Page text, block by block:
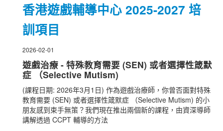
香港遊戲輔導中心 2025-2027 培
訓項目
2026-02-01
遊戲治療 - 特殊教育需要 (SEN) 或者選擇性箴默
症 （Selective Mutism)
(課程日期: 2026年3月1日) 作為遊戲治療師，你曾否面對特殊
教育需要 (SEN) 或者選擇性箴默症 （Selective Mutism) 的小
朋友感到束手無策？我們現在推出兩個新的課程，由資深導師
講解透過 CCPT 輔導的方法